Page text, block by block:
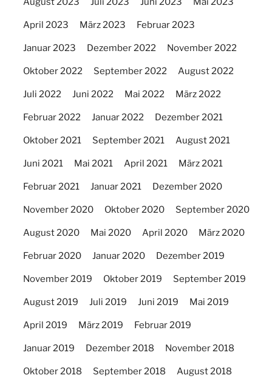
April 2023 März 2023 Februar 2023
Januar 2023 Dezember 2022 November 2022
Oktober 2022 September 2022 August 2022
Juli 2022 Juni 2022 Mai 2022 März 2022
Februar 2022 Januar 2022 Dezember 2021
Oktober 2021 September 2021 August 2021
Juni 2021 Mai 2021 April 2021 März 2021
Februar 2021 Januar 2021 Dezember 2020
November 2020 Oktober 2020 September 2020
August 2020 Mai 2020 April 2020 März 2020
Februar 2020 Januar 2020 Dezember 2019
November 2019 Oktober 2019 September 2019
August 2019 Juli 2019 Juni 2019 Mai 2019
April 2019 März 2019 Februar 2019
Januar 2019 Dezember 2018 November 2018
Oktober 2018 September 2018 August 2018